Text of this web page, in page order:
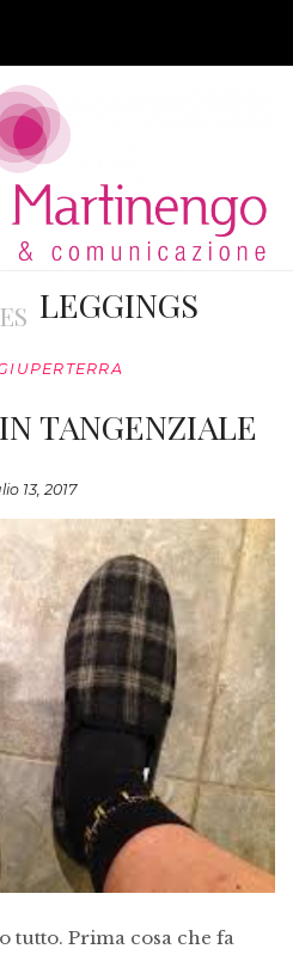
LEGGINGS
TANGENZIALE
13, 2017
tutto. Prima cosa che fa